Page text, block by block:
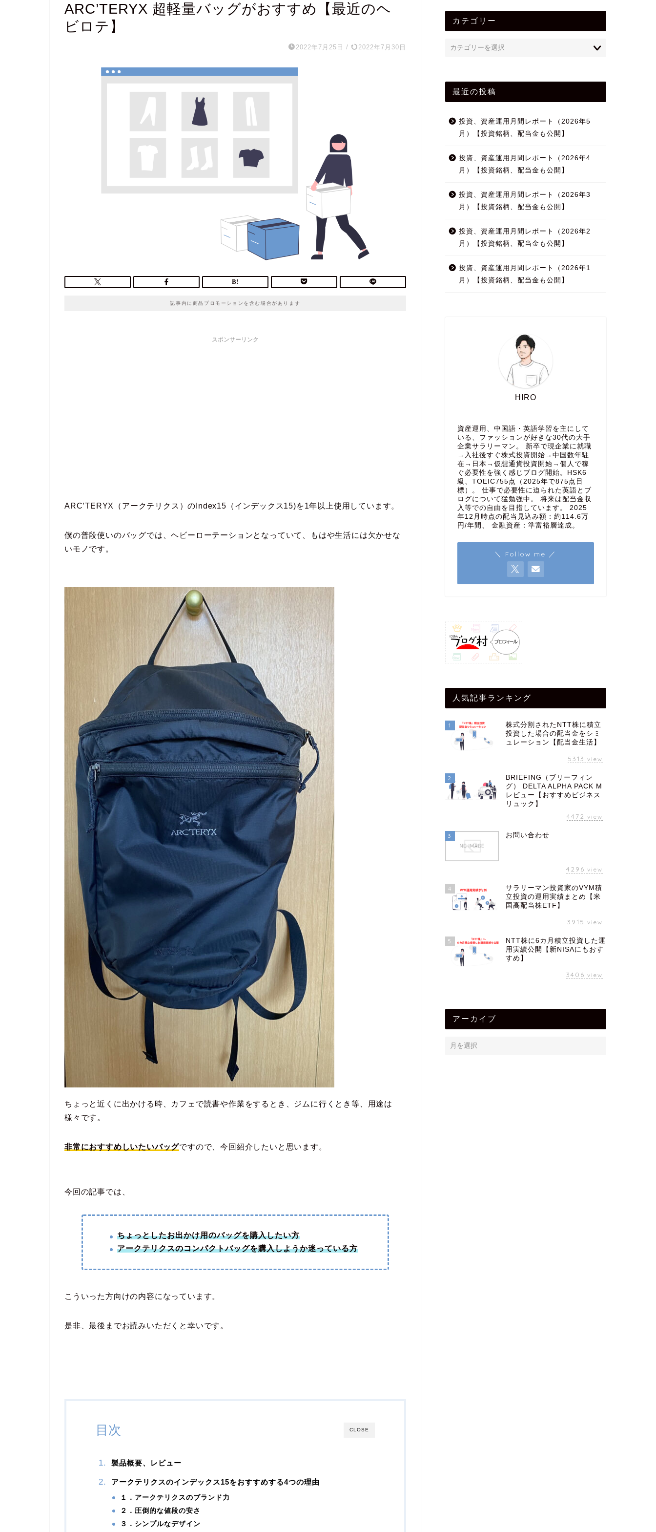
ARC’TERYX 超軽量バッグがおすすめ【最近のヘ
ビロテ】
2022年7月25日 / 2022年7月30日
記事内に商品プロモーションを含む場合があります
スポンサーリンク
ARC’TERYX（アークテリクス）のIndex15（インデックス15)を1年以上使用しています。
僕の普段使いのバッグでは、ヘビーローテーションとなっていて、もはや生活には欠かせな
いモノです。
ちょっと近くに出かける時、カフェで読書や作業をするとき、ジムに行くとき等、用途は
様々です。
非常におすすめしいたいバッグですので、今回紹介したいと思います。
今回の記事では、
ちょっとしたお出かけ用のバッグを購入したい方
アークテリクスのコンパクトバッグを購入しようか迷っている方
こういった方向けの内容になっています。
是非、最後までお読みいただくと幸いです。
CLOSE
目次
製品概要、レビュー
アークテリクスのインデックス15をおすすめする4つの理由
１．アークテリクスのブランド力
２．圧倒的な値段の安さ
３．シンプルなデザイン
カテゴリー
最近の投稿
投資、資産運用月間レポート（2026年5
月）【投資銘柄、配当金も公開】
投資、資産運用月間レポート（2026年4
月）【投資銘柄、配当金も公開】
投資、資産運用月間レポート（2026年3
月）【投資銘柄、配当金も公開】
投資、資産運用月間レポート（2026年2
月）【投資銘柄、配当金も公開】
投資、資産運用月間レポート（2026年1
月）【投資銘柄、配当金も公開】
HIRO
資産運用、中国語・英語学習を主にして
いる、ファッションが好きな30代の大手
企業サラリーマン。 新卒で現企業に就職
→入社後すぐ株式投資開始→中国数年駐
在→日本→仮想通貨投資開始→個人で稼
ぐ必要性を強く感じブログ開始。HSK6
級、TOEIC755点（2025年で875点目
標）。 仕事で必要性に迫られた英語とブ
ログについて猛勉強中。 将来は配当金収
入等での自由を目指しています。 2025
年12月時点の配当見込み額：約114.6万
円/年間、 金融資産：準富裕層達成。
＼ Follow me ／
人気記事ランキング
1
株式分割されたNTT株に積立
投資した場合の配当金をシミ
ュレーション【配当金生活】
5313 view
2
BRIEFING（ブリーフィン
グ） DELTA ALPHA PACK M
レビュー【おすすめビジネス
リュック】
4472 view
3 お問い合わせ
4296 view
4
サラリーマン投資家のVYM積
立投資の運用実績まとめ【米
国高配当株ETF】
3915 view
5
NTT株に6カ月積立投資した運
用実績公開【新NISAにもおす
すめ】
3406 view
アーカイブ